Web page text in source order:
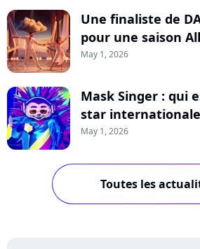
Une finaliste de
pour une saison
May 1, 2026
Mask Singer : qui
star
May 1, 2026
Toutes les